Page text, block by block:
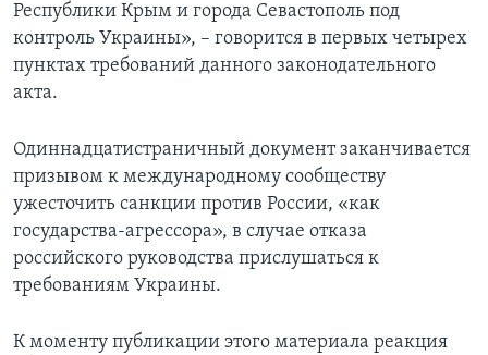
Республики Крым и города Севастополь под
контроль Украины», – говорится в первых четырех
пунктах требований данного законодательного
акта.
Одиннадцатистраничный документ заканчивается
призывом к международному сообществу
ужесточить санкции против России, «как
государства-агрессора», в случае отказа
российского руководства прислушаться к
требованиям Украины.
К моменту публикации этого материала реакция